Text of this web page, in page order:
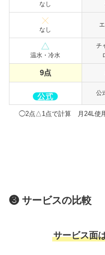
なし
なし
温水・冷水
チ
9点
公
◯2点△1点で計算 月24L使
❸ サービスの比較
サービス面